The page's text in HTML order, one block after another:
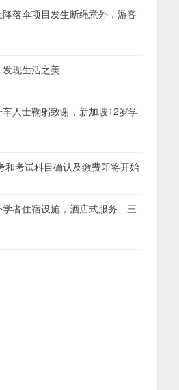
落伞项目发生断绳意外，游客
现生活之美
人士鞠躬致谢，新加坡12岁学
和考试科目确认及缴费即将开始
者住宿设施，酒店式服务、三